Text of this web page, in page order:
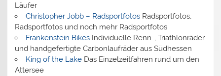
Läufer
Christopher Jobb – RadsportfotosRadsportfotos,
Radsportfotos und noch mehr Radsportfotos
Frankenstein BikesIndividuelle Renn-, Triathlonräder
und handgefertigte Carbonlaufräder aus Südhessen
King of the LakeDas Einzelzeitfahren rund um den
Attersee